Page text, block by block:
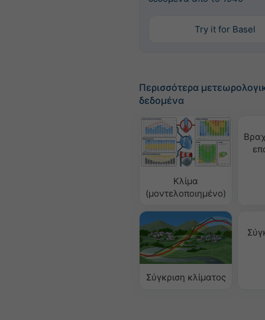
Try it for Basel
Περισσότερα
δεδομένα
Κλίμα
(μοντελοποιημένο)
Σύγκριση κλίματος